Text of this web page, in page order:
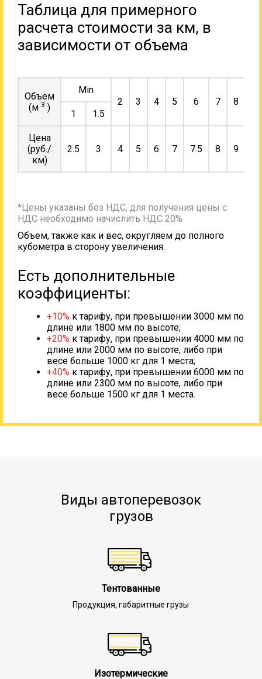
Таблица для примерного
расчета стоимости за км, в
зависимости от объема
Объем
(м 3 )
Min
2
3 4 5 6 7 8
1
1.5
Цена
(руб./
км)
2.5 3 4 5 6 7 7.5 8 9
*Цены указаны без НДС, для получения цены с
НДС необходимо начислить НДС 20%
Объем, также как и вес, округляем до полного
кубометра в сторону увеличения.
Есть дополнительные
коэффициенты:
+10% к тарифу, при превышении 3000 мм по
длине или 1800 мм по высоте;
+20% к тарифу, при превышении 4000 мм по
длине или 2000 мм по высоте, либо при
весе больше 1000 кг для 1 места;
+40% к тарифу, при превышении 6000 мм по
длине или 2300 мм по высоте, либо при
весе больше 1500 кг для 1 места.
Виды автоперевозок
грузов
Тентованные
Продукция, габаритные грузы
Изотермические